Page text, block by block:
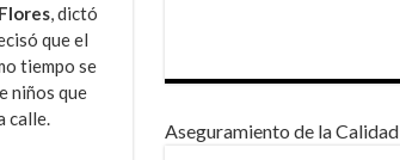
, dictó
que el
tiempo se
niños que
calle.
Aseguramiento de la Calidad